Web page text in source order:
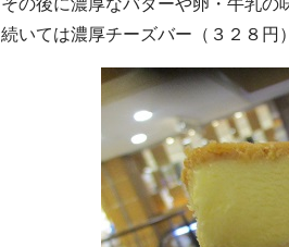
その後に濃厚なバターや卵・牛乳の
続いては濃厚チーズバー（３２８円）